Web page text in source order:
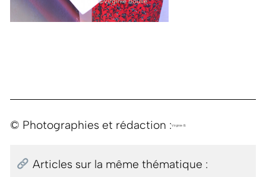
© Photographies et rédaction :Virginie B.
Articles sur la même thématique :